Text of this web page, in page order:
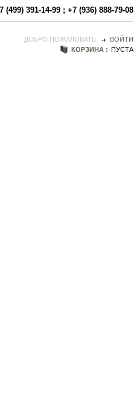
(499) 391-14-99 ; +7 (936) 888-79-08
ДОБРО ПОЖАЛОВАТЬ
ВОЙТИ
КОРЗИНА :
ПУСТА